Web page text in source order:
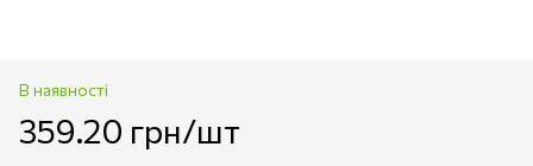
В наявності
359.20 грн/шт